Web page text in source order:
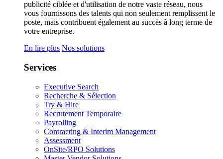
publicité ciblée et d'utilisation de notre vaste réseau, nous
vous fournissons des talents qui non seulement remplissent le
poste, mais contribuent également au succès à long terme de
votre entreprise.
En lire plus Nos solutions
Services
Executive Search
Recherche & Sélection
Try & Hire
Recrutement Temporaire
Payrolling
Contracting & Interim Management
Assessment
OnSite/RPO Solutions